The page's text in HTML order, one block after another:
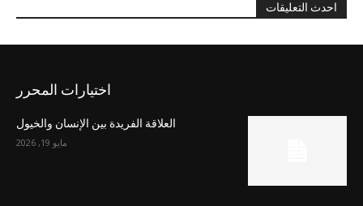
احدث التعليقات
اختيارات المحرر
العلاقة الفريدة بين الإنسان والخيول
مايو 19, 2026